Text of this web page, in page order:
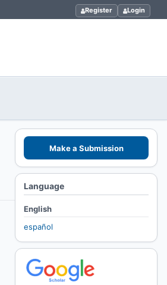
Register Login
Make a Submission
Language
English
español